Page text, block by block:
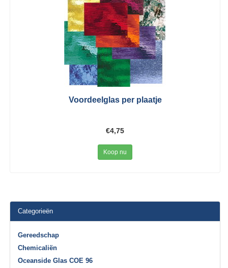
Voordeelglas per plaatje
€4,75
Koop nu
Categorieën
Gereedschap
Chemicaliën
Oceanside Glas COE 96